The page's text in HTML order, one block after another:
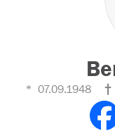
07.09.1948